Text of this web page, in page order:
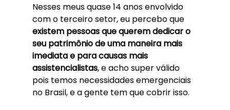
Nesses meus quase 14 anos envolvido
com o terceiro setor, eu percebo que
existem pessoas que querem dedicar o
seu patrimônio de uma maneira mais
imediata e para causas mais
assistencialistas, e acho super válido
pois temos necessidades emergenciais
no Brasil, e a gente tem que cobrir isso.